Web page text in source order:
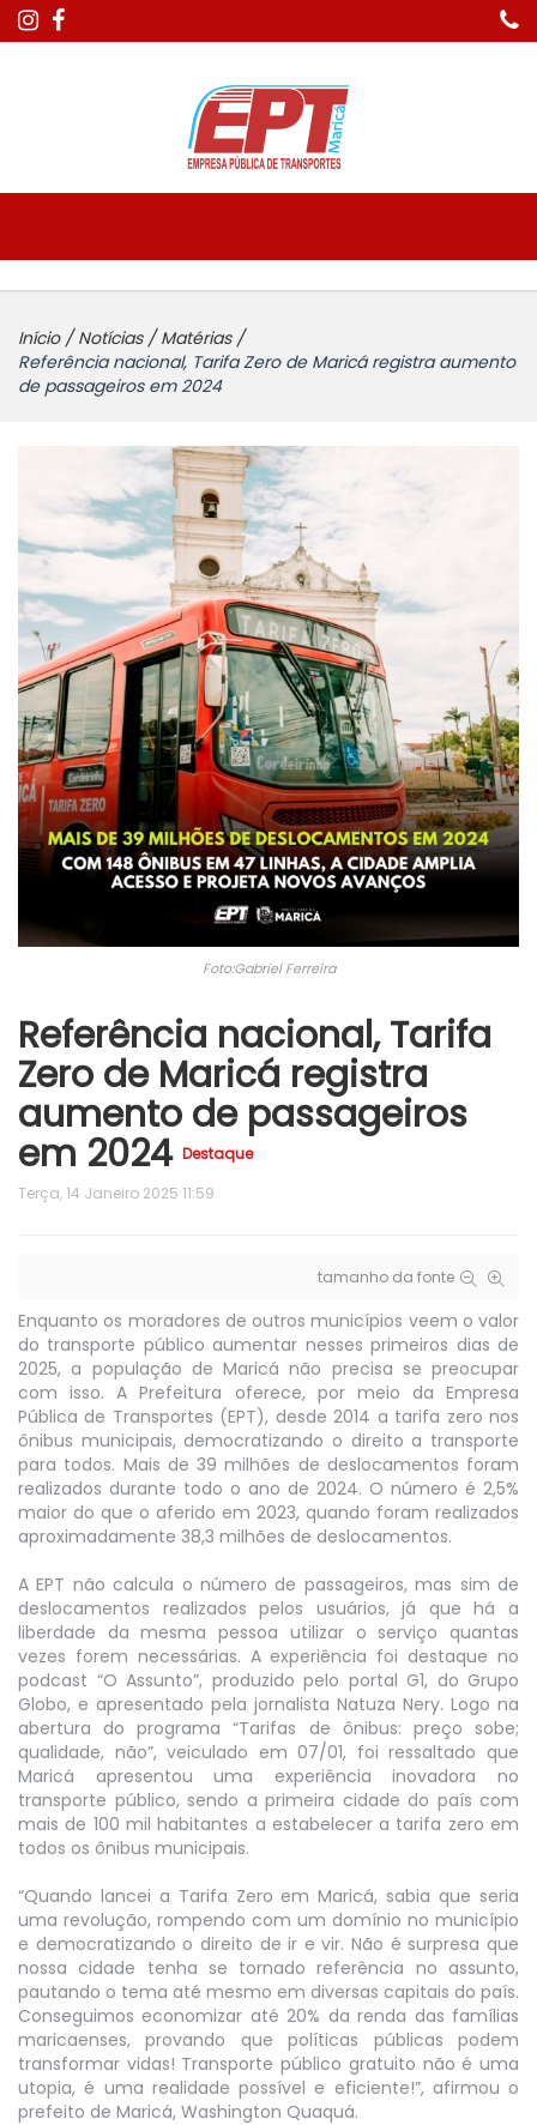
Início / Notícias / Matérias /
Referência nacional, Tarifa Zero de Maricá registra aumento
de passageiros em 2024
Foto:Gabriel Ferreira
Referência nacional, Tarifa
Zero de Maricá registra
aumento de passageiros
em 2024 Destaque
Terça, 14 Janeiro 2025 11:59
tamanho da fonte
Enquanto os moradores de outros municípios veem o valor
do transporte público aumentar nesses primeiros dias de
2025, a população de Maricá não precisa se preocupar
com isso. A Prefeitura oferece, por meio da Empresa
Pública de Transportes (EPT), desde 2014 a tarifa zero nos
ônibus municipais, democratizando o direito a transporte
para todos. Mais de 39 milhões de deslocamentos foram
realizados durante todo o ano de 2024. O número é 2,5%
maior do que o aferido em 2023, quando foram realizados
aproximadamente 38,3 milhões de deslocamentos.
A EPT não calcula o número de passageiros, mas sim de
deslocamentos realizados pelos usuários, já que há a
liberdade da mesma pessoa utilizar o serviço quantas
vezes forem necessárias. A experiência foi destaque no
podcast “O Assunto”, produzido pelo portal G1, do Grupo
Globo, e apresentado pela jornalista Natuza Nery. Logo na
abertura do programa “Tarifas de ônibus: preço sobe;
qualidade, não”, veiculado em 07/01, foi ressaltado que
Maricá apresentou uma experiência inovadora no
transporte público, sendo a primeira cidade do país com
mais de 100 mil habitantes a estabelecer a tarifa zero em
todos os ônibus municipais.
“Quando lancei a Tarifa Zero em Maricá, sabia que seria
uma revolução, rompendo com um domínio no município
e democratizando o direito de ir e vir. Não é surpresa que
nossa cidade tenha se tornado referência no assunto,
pautando o tema até mesmo em diversas capitais do país.
Conseguimos economizar até 20% da renda das famílias
maricaenses, provando que políticas públicas podem
transformar vidas! Transporte público gratuito não é uma
utopia, é uma realidade possível e eficiente!”, afirmou o
prefeito de Maricá, Washington Quaquá.